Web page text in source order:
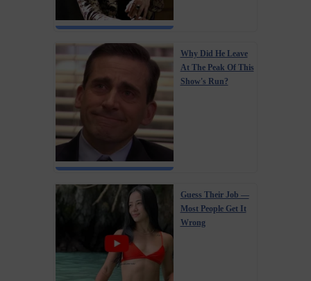
Why Did He Leave
At The Peak Of This
Show's Run?
Guess Their Job —
Most People Get It
Wrong